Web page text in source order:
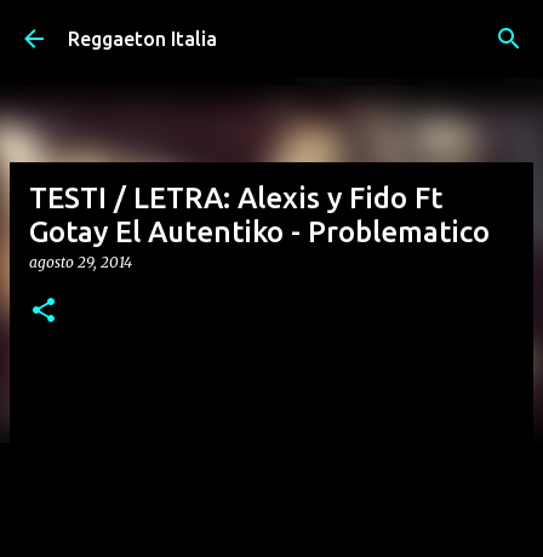
Passa ai contenuti principali
Reggaeton Italia
TESTI / LETRA: Alexis y Fido Ft
Gotay El Autentiko - Problematico
agosto 29, 2014